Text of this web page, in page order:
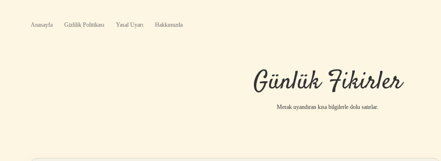
Anasayfa Gizlilik Politikası Yasal Uyarı Hakkımızda
Günlük Fikirler
Merak uyandıran kısa bilgilerle dolu satırlar.